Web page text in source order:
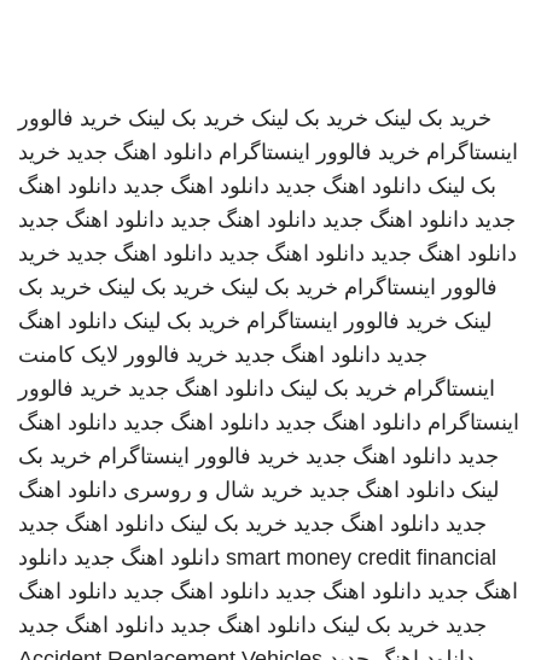
خرید بک لینک خرید بک لینک خرید بک لینک خرید فالوور
اینستاگرام خرید فالوور اینستاگرام دانلود اهنگ جدید خرید
بک لینک دانلود اهنگ جدید دانلود اهنگ جدید دانلود اهنگ
جدید دانلود اهنگ جدید دانلود اهنگ جدید دانلود اهنگ جدید
دانلود اهنگ جدید دانلود اهنگ جدید دانلود اهنگ جدید خرید
فالوور اینستاگرام خرید بک لینک خرید بک لینک خرید بک
لینک خرید فالوور اینستاگرام خرید بک لینک دانلود اهنگ
جدید دانلود اهنگ جدید خرید فالوور لایک کامنت
اینستاگرام خرید بک لینک دانلود اهنگ جدید خرید فالوور
اینستاگرام دانلود اهنگ جدید دانلود اهنگ جدید دانلود اهنگ
جدید دانلود اهنگ جدید خرید فالوور اینستاگرام خرید بک
لینک دانلود اهنگ جدید خرید شال و روسری دانلود اهنگ
جدید دانلود اهنگ جدید خرید بک لینک دانلود اهنگ جدید
smart money credit financial دانلود اهنگ جدید دانلود
اهنگ جدید دانلود اهنگ جدید دانلود اهنگ جدید دانلود اهنگ
جدید خرید بک لینک دانلود اهنگ جدید دانلود اهنگ جدید